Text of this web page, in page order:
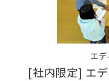
エ
[社内限定] エ